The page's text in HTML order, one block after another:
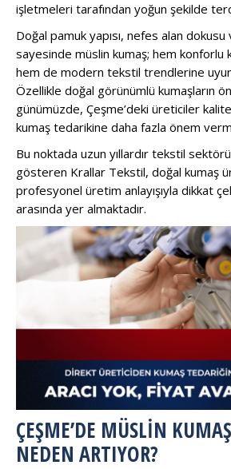
işletmeleri tarafından yoğun şekilde
Doğal pamuk yapısı, nefes alan
sayesinde müslin kumaş; hem konforlu
hem de modern tekstil trendlerine
Özellikle doğal görünümlü kumaşların ön
günümüzde, Çeşme’deki üreticiler
kumaş tedarikine daha fazla önem
Bu noktada uzun yıllardır tekstil
gösteren Krallar Tekstil, doğal kumaş
profesyonel üretim anlayışıyla dikkat
arasında yer almaktadır.
ÇEŞME’DE MÜSLIN
NEDEN ARTIYOR?